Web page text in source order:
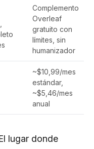
Complemento
Overleaf
gratuito con
límites, sin
humanizador
~$10,99/mes
estándar,
~$5,46/mes
anual
lugar donde